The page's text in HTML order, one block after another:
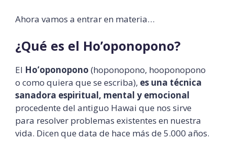
Ahora vamos a entrar en materia…
¿Qué es el Ho’oponopono?
El Ho’oponopono (hoponopono, hooponopono
o como quiera que se escriba), es una técnica
sanadora espiritual, mental y emocional
procedente del antiguo Hawai que nos sirve
para resolver problemas existentes en nuestra
vida. Dicen que data de hace más de 5.000 años.